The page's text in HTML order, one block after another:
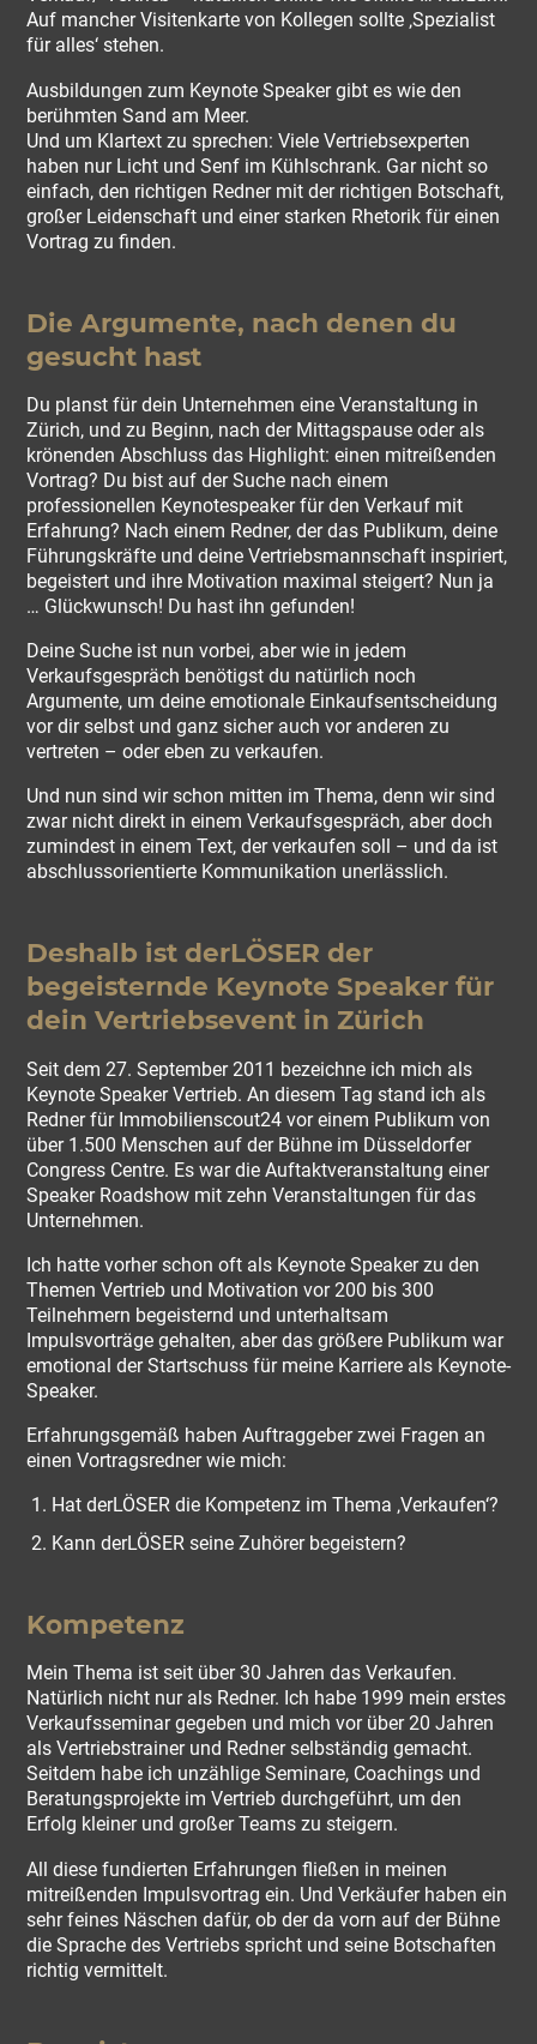
Auf mancher Visitenkarte von Kollegen sollte ‚Spezialist
für alles‘ stehen.
Ausbildungen zum Keynote Speaker gibt es wie den
berühmten Sand am Meer.
Und um Klartext zu sprechen: Viele Vertriebsexperten
haben nur Licht und Senf im Kühlschrank. Gar nicht so
einfach, den richtigen Redner mit der richtigen Botschaft,
großer Leidenschaft und einer starken Rhetorik für einen
Vortrag zu finden.
Die Argumente, nach denen du
gesucht hast
Du planst für dein Unternehmen eine Veranstaltung in
Zürich, und zu Beginn, nach der Mittagspause oder als
krönenden Abschluss das Highlight: einen mitreißenden
Vortrag? Du bist auf der Suche nach einem
professionellen Keynotespeaker für den Verkauf mit
Erfahrung? Nach einem Redner, der das Publikum, deine
Führungskräfte und deine Vertriebsmannschaft inspiriert,
begeistert und ihre Motivation maximal steigert? Nun ja
… Glückwunsch! Du hast ihn gefunden!
Deine Suche ist nun vorbei, aber wie in jedem
Verkaufsgespräch benötigst du natürlich noch
Argumente, um deine emotionale Einkaufsentscheidung
vor dir selbst und ganz sicher auch vor anderen zu
vertreten – oder eben zu verkaufen.
Und nun sind wir schon mitten im Thema, denn wir sind
zwar nicht direkt in einem Verkaufsgespräch, aber doch
zumindest in einem Text, der verkaufen soll – und da ist
abschlussorientierte Kommunikation unerlässlich.
Deshalb ist derLÖSER der
begeisternde Keynote Speaker für
dein Vertriebsevent in Zürich
Seit dem 27. September 2011 bezeichne ich mich als
Keynote Speaker Vertrieb. An diesem Tag stand ich als
Redner für Immobilienscout24 vor einem Publikum von
über 1.500 Menschen auf der Bühne im Düsseldorfer
Congress Centre. Es war die Auftaktveranstaltung einer
Speaker Roadshow mit zehn Veranstaltungen für das
Unternehmen.
Ich hatte vorher schon oft als Keynote Speaker zu den
Themen Vertrieb und Motivation vor 200 bis 300
Teilnehmern begeisternd und unterhaltsam
Impulsvorträge gehalten, aber das größere Publikum war
emotional der Startschuss für meine Karriere als Keynote-
Speaker.
Erfahrungsgemäß haben Auftraggeber zwei Fragen an
einen Vortragsredner wie mich:
Hat derLÖSER die Kompetenz im Thema ‚Verkaufen‘?
Kann derLÖSER seine Zuhörer begeistern?
Kompetenz
Mein Thema ist seit über 30 Jahren das Verkaufen.
Natürlich nicht nur als Redner. Ich habe 1999 mein erstes
Verkaufsseminar gegeben und mich vor über 20 Jahren
als Vertriebstrainer und Redner selbständig gemacht.
Seitdem habe ich unzählige Seminare, Coachings und
Beratungsprojekte im Vertrieb durchgeführt, um den
Erfolg kleiner und großer Teams zu steigern.
All diese fundierten Erfahrungen fließen in meinen
mitreißenden Impulsvortrag ein. Und Verkäufer haben ein
sehr feines Näschen dafür, ob der da vorn auf der Bühne
die Sprache des Vertriebs spricht und seine Botschaften
richtig vermittelt.